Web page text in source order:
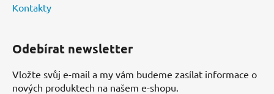
Kontakty
Odebírat newsletter
Vložte svůj e-mail a my vám budeme zasílat informace o
nových produktech na našem e-shopu.